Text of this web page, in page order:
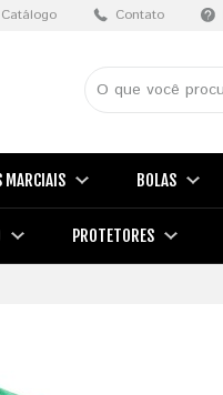
Catálogo Contato
MARCIAIS BOLAS
PROTETORES